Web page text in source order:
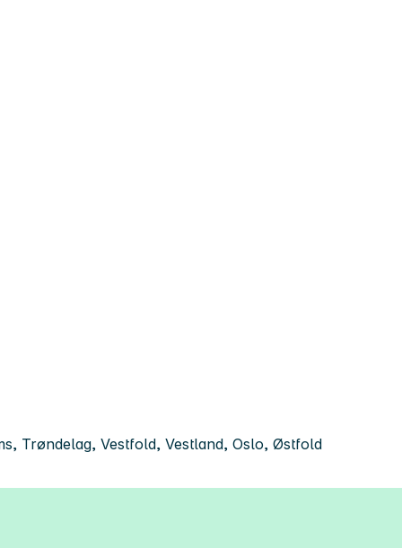
Trøndelag, Vestfold, Vestland, Oslo, Østfold